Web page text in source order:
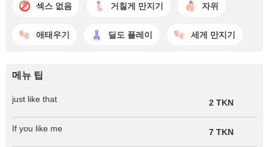
섹스 없음 거칠게 만지기 자위
애태우기 딜도 플레이 세게 만지기
메뉴 팁
just like that 2 TKN
If you like me 7 TKN